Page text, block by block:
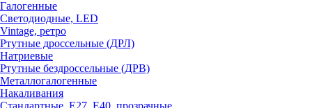
Галогенные
Светодиодные, LED
Vintage, ретро
Ртутные дроссельные (ДРЛ)
Натриевые
Ртутные бездроссельные (ДРВ)
Металлогалогенные
Накаливания
Стандартные, Е27, Е40, прозрачные